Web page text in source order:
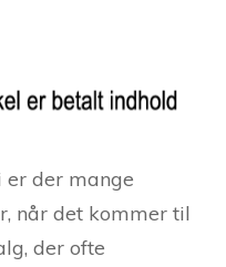
er der mange
når det kommer til
der ofte